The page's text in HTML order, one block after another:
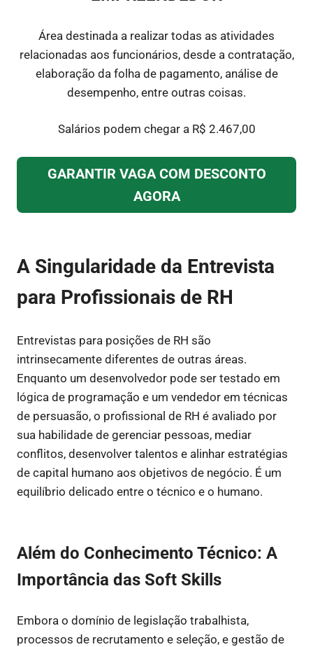
Área destinada a realizar todas as atividades
relacionadas aos funcionários, desde a contratação,
elaboração da folha de pagamento, análise de
desempenho, entre outras coisas.
Salários podem chegar a R$ 2.467,00
GARANTIR VAGA COM DESCONTO
AGORA
A Singularidade da Entrevista
para Profissionais de RH
Entrevistas para posições de RH são
intrinsecamente diferentes de outras áreas.
Enquanto um desenvolvedor pode ser testado em
lógica de programação e um vendedor em técnicas
de persuasão, o profissional de RH é avaliado por
sua habilidade de gerenciar pessoas, mediar
conflitos, desenvolver talentos e alinhar estratégias
de capital humano aos objetivos de negócio. É um
equilíbrio delicado entre o técnico e o humano.
Além do Conhecimento Técnico: A
Importância das Soft Skills
Embora o domínio de legislação trabalhista,
processos de recrutamento e seleção, e gestão de